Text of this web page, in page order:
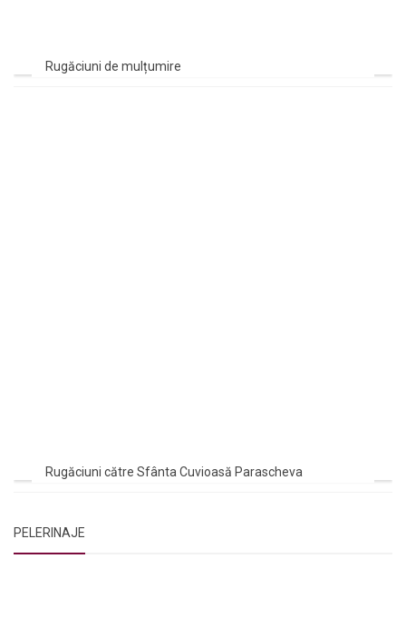
Rugăciuni de mulțumire
Rugăciuni către Sfânta Cuvioasă Parascheva
PELERINAJE